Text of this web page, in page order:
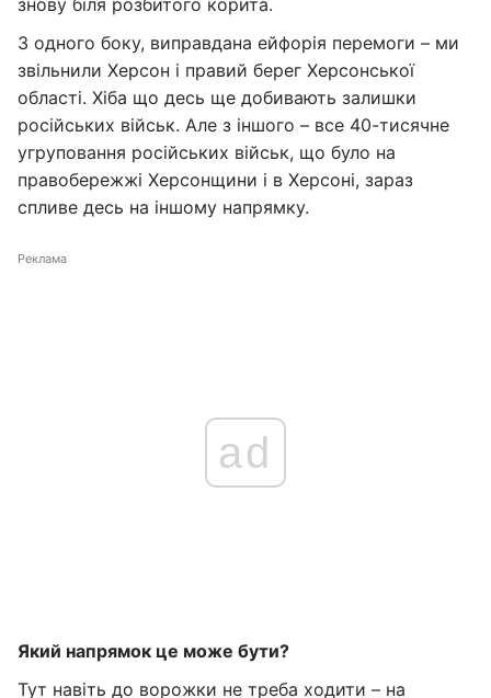
знову біля розбитого корита.
З одного боку, виправдана ейфорія перемоги – ми
звільнили Херсон і правий берег Херсонської
області. Хіба що десь ще добивають залишки
російських військ. Але з іншого – все 40-тисячне
угруповання російських військ, що було на
правобережжі Херсонщини і в Херсоні, зараз
спливе десь на іншому напрямку.
Реклама
ad
Який напрямок це може бути?
Тут навіть до ворожки не треба ходити – на